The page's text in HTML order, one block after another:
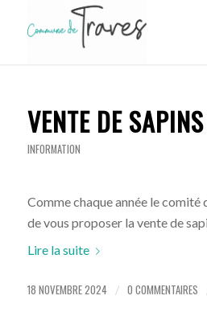
VENTE DE
INFORMATION
Comme chaque année le comité
de vous proposer la vente de
Lire la suite
18 NOVEMBRE 2024 / 0 COMMENTAIRES